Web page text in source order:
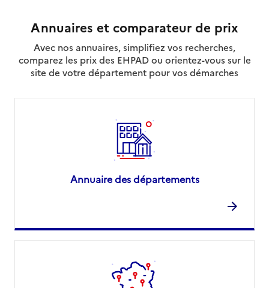
Annuaires et comparateur de prix
Avec nos annuaires, simplifiez vos recherches,
comparez les prix des EHPAD ou orientez-vous sur le
site de votre département pour vos démarches
Annuaire des départements